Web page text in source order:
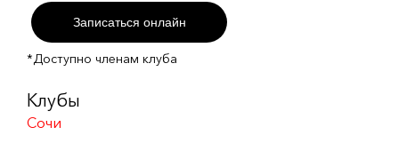
Записаться онлайн
*Доступно членам клуба
Клубы
Сочи